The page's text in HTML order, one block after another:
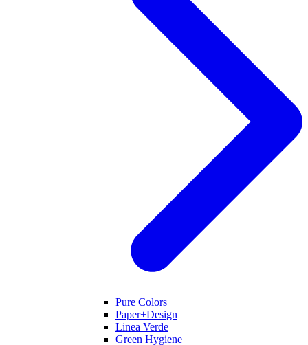
Pure Colors
Paper+Design
Linea Verde
Green Hygiene